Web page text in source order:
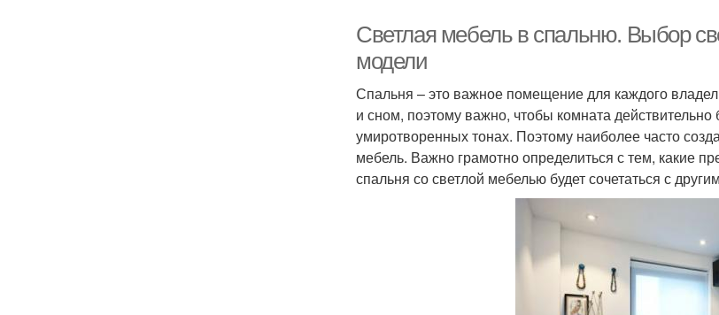
Светлая мебель в спальню. Выбор
модели
Спальня – это важное помещение для каждого
и сном, поэтому важно, чтобы комната
умиротворенных тонах. Поэтому наиболее часто
мебель. Важно грамотно определиться с тем, какие
спальня со светлой мебелью будет сочетаться с